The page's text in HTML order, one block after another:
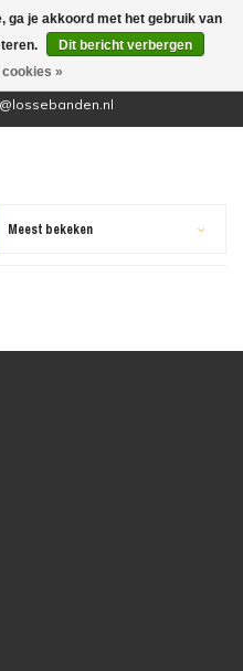
(0)
Meest bekeken
ga je akkoord met het gebruik van
Dit bericht verbergen
»